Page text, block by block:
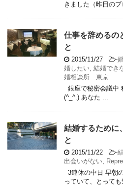
きました（昨日の
仕事を辞めるの
と
2015/11/27 -
婚したい, 結婚でき
婚相談所 東京
銀座で秘密会議中
(^_^.) あなた ...
結婚するために
と
2015/11/22 -
出会いがない,
3連休の中日 早朝
っていて、とって